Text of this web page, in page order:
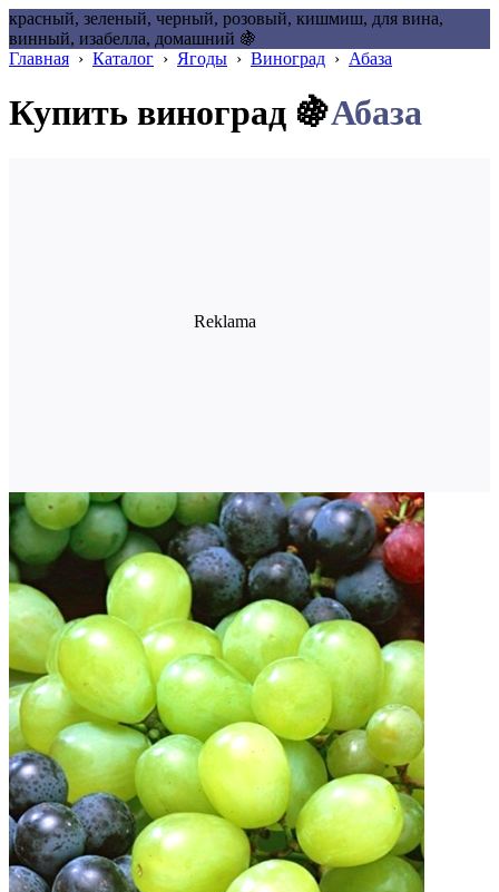
красный, зеленый, черный, розовый, кишмиш, для вина,
винный, изабелла, домашний 🍇
Главная › Каталог › Ягоды › Виноград › Абаза
Купить виноград 🍇Абаза